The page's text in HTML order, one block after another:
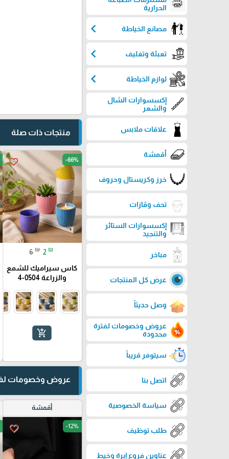
الحرارية
مصانع الخياطة chevron_left
تعبئة وتغليف chevron_left
لوازم الخياطة chevron_left
إكسسوارات الشال
والشعر
علاقات ملابس
أقمشة
خرز وكريستال وحروف
تحف وڤازات
إكسسوارات الستائر
والتنجيد
مباخر
عرض كل المنتجات
وصل حديثاً
عروض وخصومات لفترة
محدودة
سيتوفر قريباً
اتصل بنا
سياسة الخصوصية
طلب توظيف
عناوين فروع إبرة وخيط
منتجات ذات صلة
favorite_border -66%
6 ₪ 2 ₪
كاس سيراميك للشمع
والزراعة 0504-4
add_shopping_cart
عروض وخصومات
أقمشة
favorite_border -12%